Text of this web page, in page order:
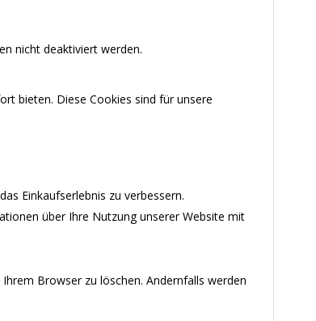
nicht deaktiviert werden.
bieten. Diese Cookies sind für unsere
Einkaufserlebnis zu verbessern.
über Ihre Nutzung unserer Website mit
Browser zu löschen. Andernfalls werden